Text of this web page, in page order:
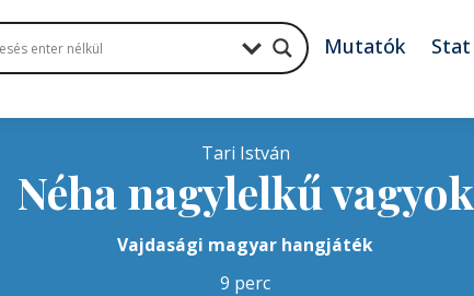
Mutatók Stat
Tari István
Néha nagylelkű vagyok
Vajdasági magyar hangjáték
9 perc